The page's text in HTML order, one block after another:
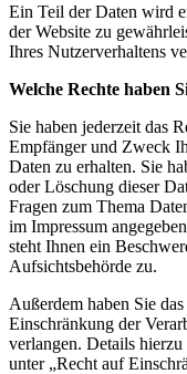
Ein Teil der Daten wird
der Website zu
Ihres Nutzerverhaltens
Welche Rechte haben
Sie haben jederzeit das
Empfänger und Zweck
Daten zu erhalten. Sie
oder Löschung dieser
Fragen zum Thema
im Impressum
steht Ihnen ein
Aufsichtsbehörde zu.
Außerdem haben Sie
Einschränkung der
verlangen. Details
unter „Recht auf